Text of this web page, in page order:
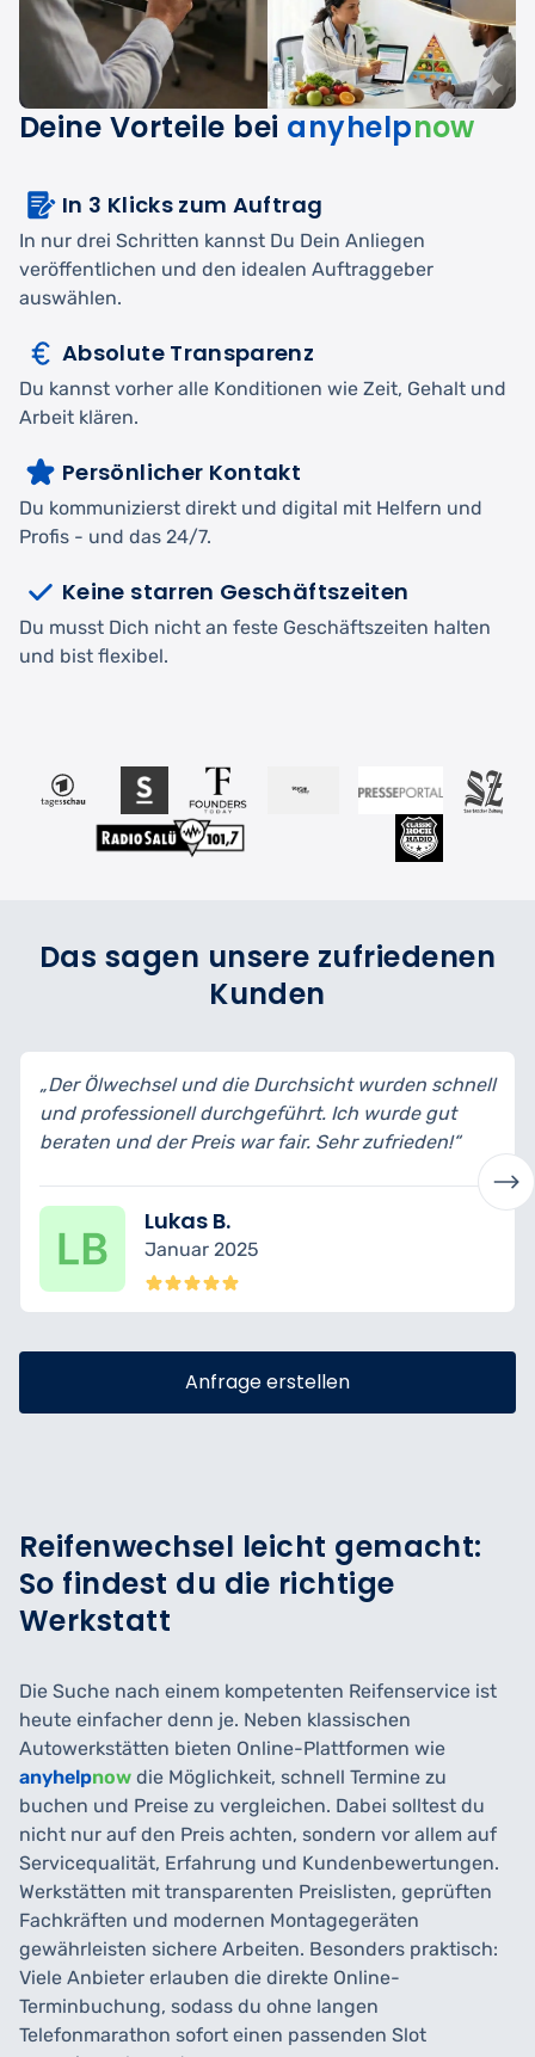
Deine Vorteile bei anyhelpnow
In 3 Klicks zum Auftrag
In nur drei Schritten kannst Du Dein Anliegen
veröffentlichen und den idealen Auftraggeber
auswählen.
Absolute Transparenz
Du kannst vorher alle Konditionen wie Zeit, Gehalt und
Arbeit klären.
Persönlicher Kontakt
Du kommunizierst direkt und digital mit Helfern und
Profis - und das 24/7.
Keine starren Geschäftszeiten
Du musst Dich nicht an feste Geschäftszeiten halten
und bist flexibel.
Das sagen unsere zufriedenen
Kunden
„Der Ölwechsel und die Durchsicht wurden schnell
und professionell durchgeführt. Ich wurde gut
beraten und der Preis war fair. Sehr zufrieden!“
Lukas B.
Januar 2025
Anfrage erstellen
Reifenwechsel leicht gemacht:
So findest du die richtige
Werkstatt
Die Suche nach einem kompetenten Reifenservice ist
heute einfacher denn je. Neben klassischen
Autowerkstätten bieten Online-Plattformen wie
anyhelpnow die Möglichkeit, schnell Termine zu
buchen und Preise zu vergleichen. Dabei solltest du
nicht nur auf den Preis achten, sondern vor allem auf
Servicequalität, Erfahrung und Kundenbewertungen.
Werkstätten mit transparenten Preislisten, geprüften
Fachkräften und modernen Montagegeräten
gewährleisten sichere Arbeiten. Besonders praktisch:
Viele Anbieter erlauben die direkte Online-
Terminbuchung, sodass du ohne langen
Telefonmarathon sofort einen passenden Slot